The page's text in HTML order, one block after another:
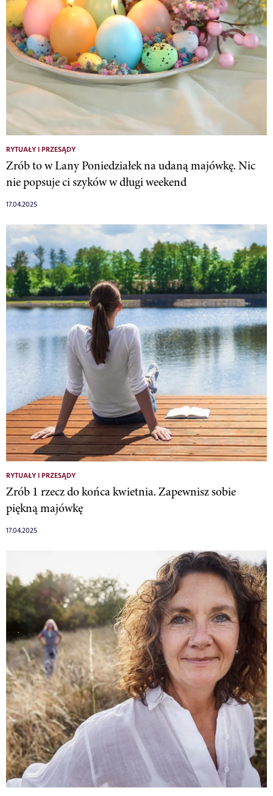
RYTUAŁY I PRZESĄDY
Zrób to w Lany Poniedziałek na udaną majówkę. Nic
nie popsuje ci szyków w długi weekend
17.04.2025
RYTUAŁY I PRZESĄDY
Zrób 1 rzecz do końca kwietnia. Zapewnisz sobie
piękną majówkę
17.04.2025